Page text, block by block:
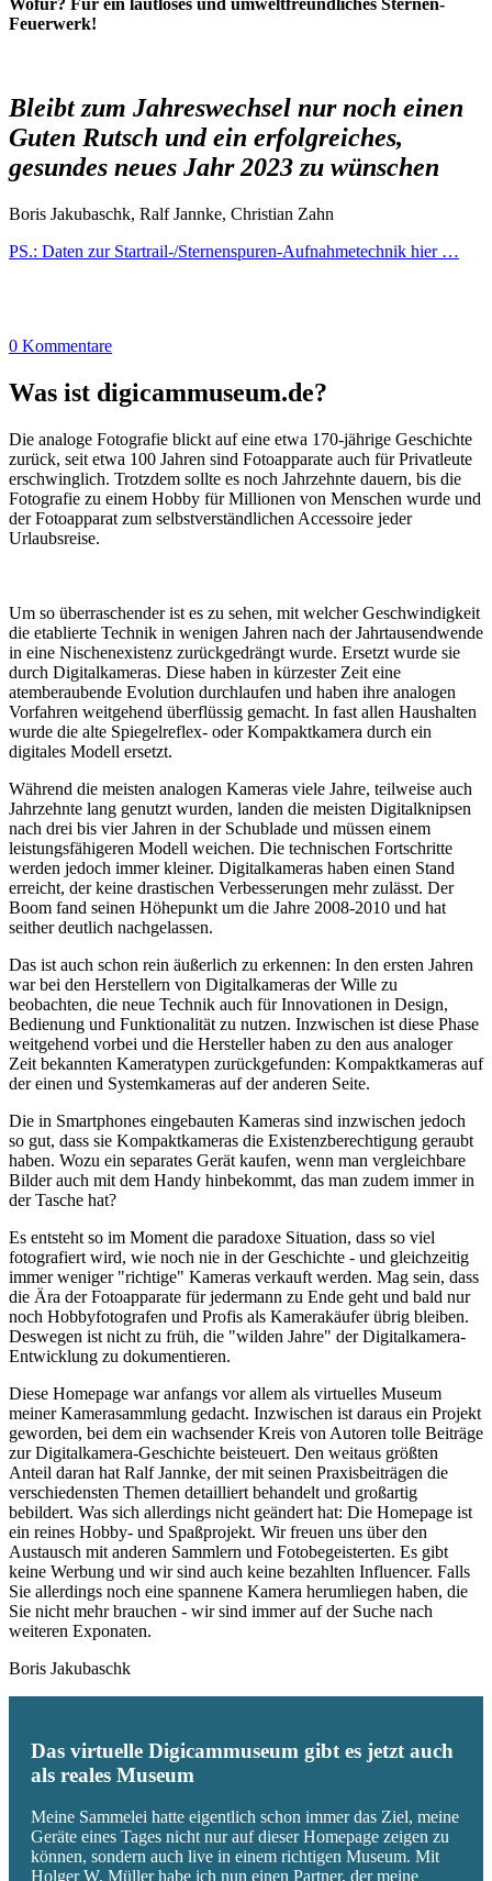
Wofür? Für ein lautloses und umweltfreundliches Sternen-
Feuerwerk!
Bleibt zum Jahreswechsel nur noch einen
Guten Rutsch und ein erfolgreiches,
gesundes neues Jahr 2023 zu wünschen
Boris Jakubaschk, Ralf Jannke, Christian Zahn
PS.: Daten zur Startrail-/Sternenspuren-Aufnahmetechnik hier …
0 Kommentare
Was ist digicammuseum.de?
Die analoge Fotografie blickt auf eine etwa 170-jährige Geschichte
zurück, seit etwa 100 Jahren sind Fotoapparate auch für Privatleute
erschwinglich. Trotzdem sollte es noch Jahrzehnte dauern, bis die
Fotografie zu einem Hobby für Millionen von Menschen wurde und
der Fotoapparat zum selbstverständlichen Accessoire jeder
Urlaubsreise.
Um so überraschender ist es zu sehen, mit welcher Geschwindigkeit
die etablierte Technik in wenigen Jahren nach der Jahrtausendwende
in eine Nischenexistenz zurückgedrängt wurde. Ersetzt wurde sie
durch Digitalkameras. Diese haben in kürzester Zeit eine
atemberaubende Evolution durchlaufen und haben ihre analogen
Vorfahren weitgehend überflüssig gemacht. In fast allen Haushalten
wurde die alte Spiegelreflex- oder Kompaktkamera durch ein
digitales Modell ersetzt.
Während die meisten analogen Kameras viele Jahre, teilweise auch
Jahrzehnte lang genutzt wurden, landen die meisten Digitalknipsen
nach drei bis vier Jahren in der Schublade und müssen einem
leistungsfähigeren Modell weichen. Die technischen Fortschritte
werden jedoch immer kleiner. Digitalkameras haben einen Stand
erreicht, der keine drastischen Verbesserungen mehr zulässt. Der
Boom fand seinen Höhepunkt um die Jahre 2008-2010 und hat
seither deutlich nachgelassen.
Das ist auch schon rein äußerlich zu erkennen: In den ersten Jahren
war bei den Herstellern von Digitalkameras der Wille zu
beobachten, die neue Technik auch für Innovationen in Design,
Bedienung und Funktionalität zu nutzen. Inzwischen ist diese Phase
weitgehend vorbei und die Hersteller haben zu den aus analoger
Zeit bekannten Kameratypen zurückgefunden: Kompaktkameras auf
der einen und Systemkameras auf der anderen Seite.
Die in Smartphones eingebauten Kameras sind inzwischen jedoch
so gut, dass sie Kompaktkameras die Existenzberechtigung geraubt
haben. Wozu ein separates Gerät kaufen, wenn man vergleichbare
Bilder auch mit dem Handy hinbekommt, das man zudem immer in
der Tasche hat?
Es entsteht so im Moment die paradoxe Situation, dass so viel
fotografiert wird, wie noch nie in der Geschichte - und gleichzeitig
immer weniger "richtige" Kameras verkauft werden. Mag sein, dass
die Ära der Fotoapparate für jedermann zu Ende geht und bald nur
noch Hobbyfotografen und Profis als Kamerakäufer übrig bleiben.
Deswegen ist nicht zu früh, die "wilden Jahre" der Digitalkamera-
Entwicklung zu dokumentieren.
Diese Homepage war anfangs vor allem als virtuelles Museum
meiner Kamerasammlung gedacht. Inzwischen ist daraus ein Projekt
geworden, bei dem ein wachsender Kreis von Autoren tolle Beiträge
zur Digitalkamera-Geschichte beisteuert. Den weitaus größten
Anteil daran hat Ralf Jannke, der mit seinen Praxisbeiträgen die
verschiedensten Themen detailliert behandelt und großartig
bebildert. Was sich allerdings nicht geändert hat: Die Homepage ist
ein reines Hobby- und Spaßprojekt. Wir freuen uns über den
Austausch mit anderen Sammlern und Fotobegeisterten. Es gibt
keine Werbung und wir sind auch keine bezahlten Influencer. Falls
Sie allerdings noch eine spannene Kamera herumliegen haben, die
Sie nicht mehr brauchen - wir sind immer auf der Suche nach
weiteren Exponaten.
Boris Jakubaschk
Das virtuelle Digicammuseum gibt es jetzt auch
als reales Museum
Meine Sammelei hatte eigentlich schon immer das Ziel, meine
Geräte eines Tages nicht nur auf dieser Homepage zeigen zu
können, sondern auch live in einem richtigen Museum. Mit
Holger W. Müller habe ich nun einen Partner, der meine